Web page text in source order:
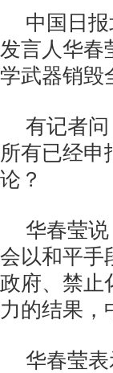
中国日
发言人华春
学武器销毁
有记者
所有已经申
论？
华春莹
会以和平手
政府、禁止
力的结果，
华春莹